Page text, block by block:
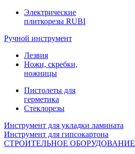
Электрические
плиткорезы RUBI
Ручной инструмент
Лезвия
Ножи, скребки,
ножницы
Пистолеты для
герметика
Стеклорезы
Инструмент для укладки ламината
Инструмент для гипсокартона
СТРОИТЕЛЬНОЕ ОБОРУДОВАНИЕ